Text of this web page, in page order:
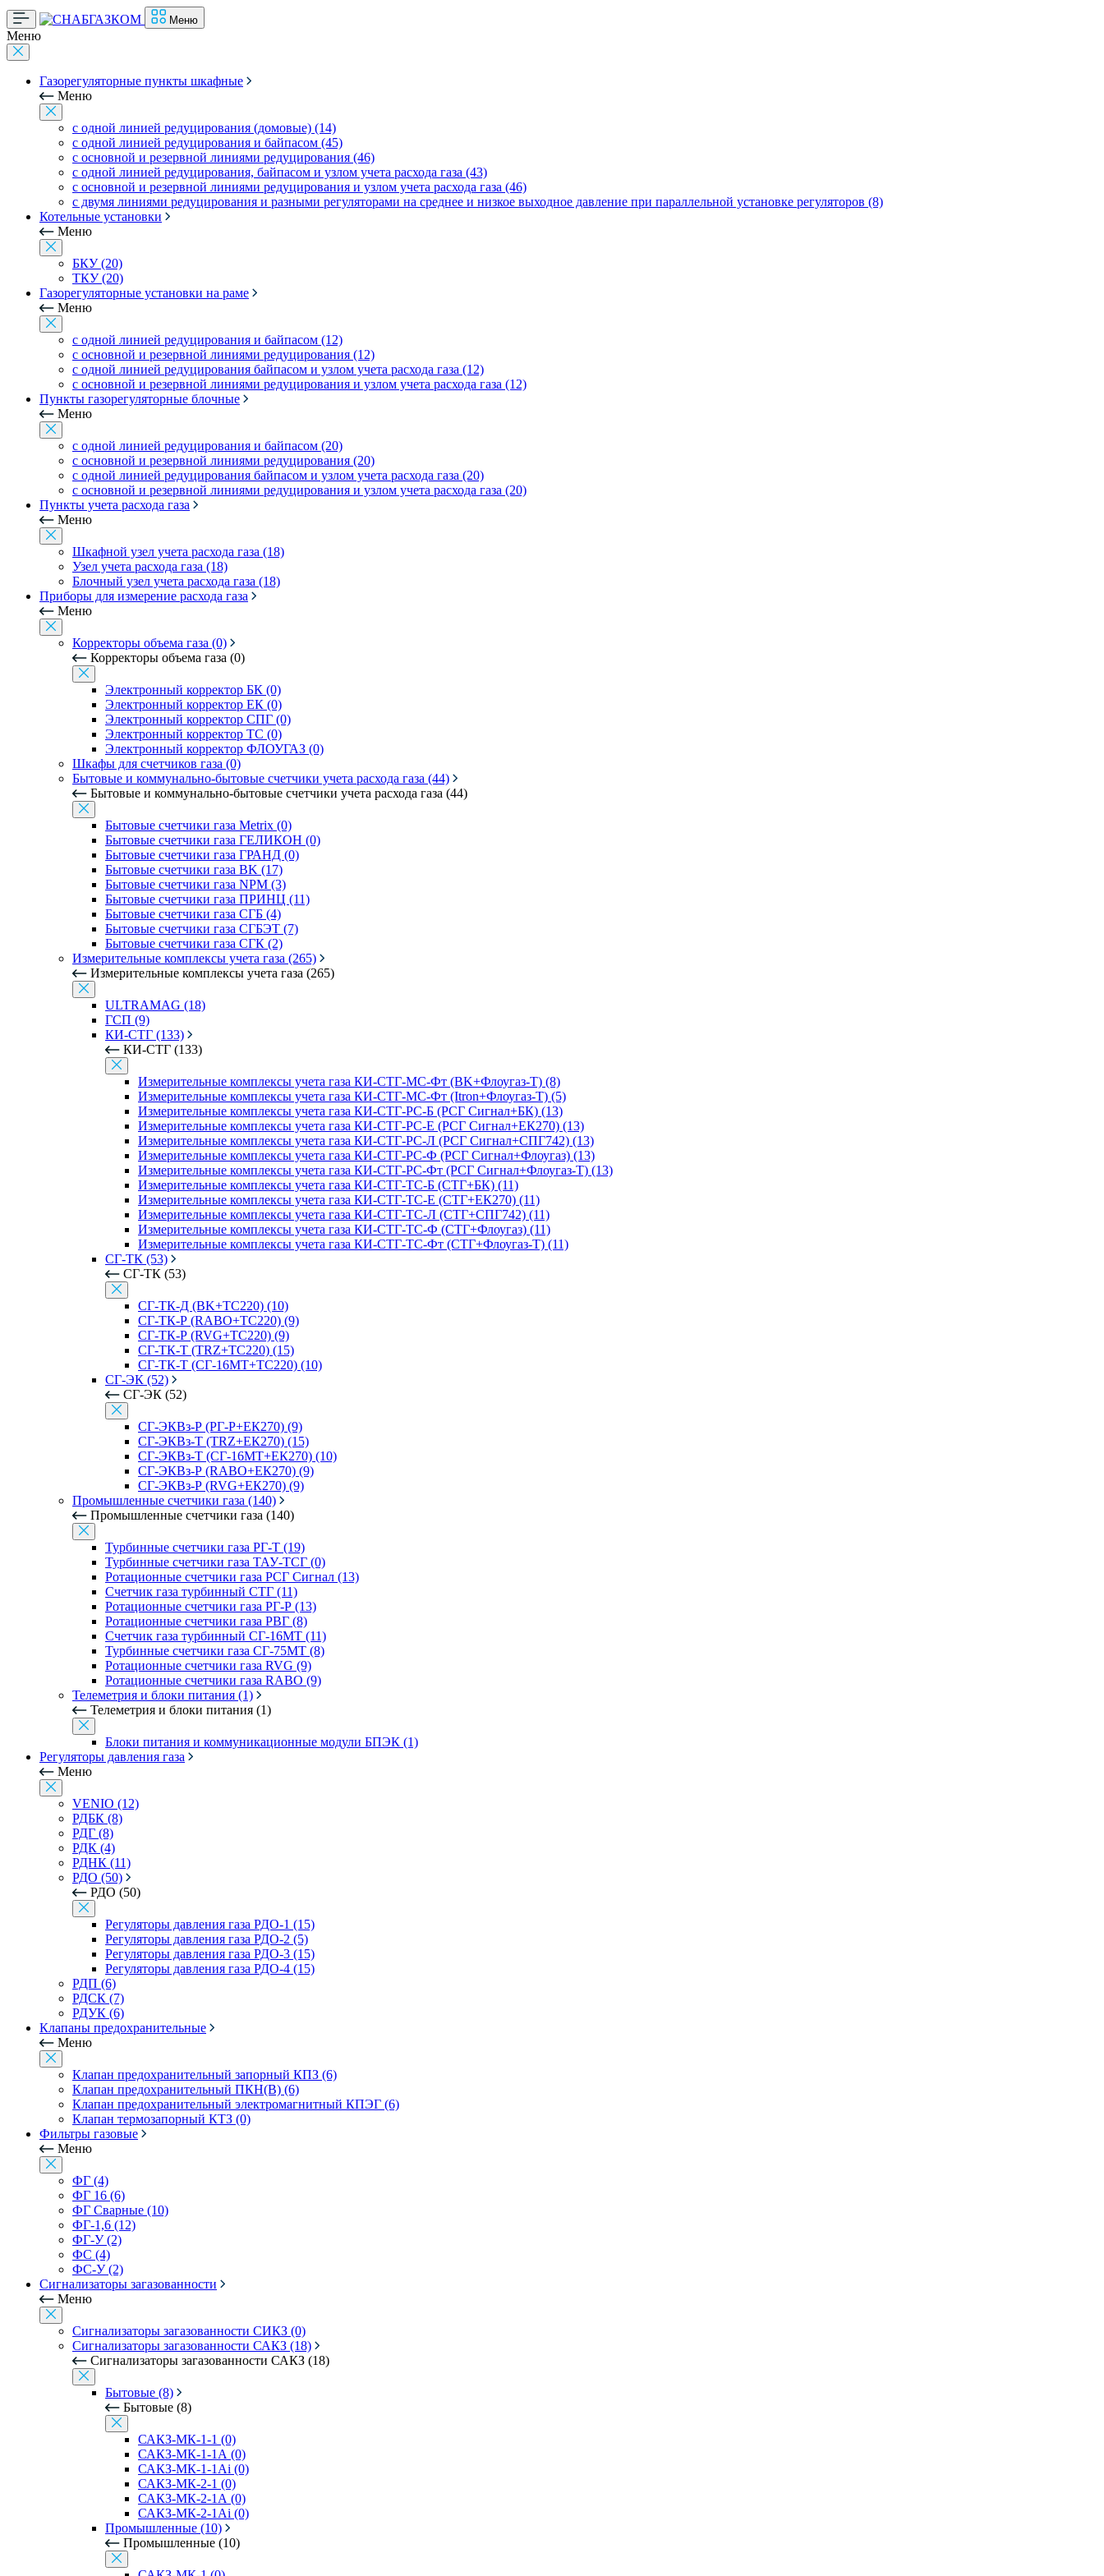
Меню
Меню
Газорегуляторные пункты шкафные
Меню
с одной линией редуцирования (домовые) (14)
с одной линией редуцирования и байпасом (45)
с основной и резервной линиями редуцирования (46)
с одной линией редуцирования, байпасом и узлом учета расхода газа (43)
с основной и резервной линиями редуцирования и узлом учета расхода газа (46)
с двумя линиями редуцирования и разными регуляторами на среднее и низкое выходное давление при параллельной установке регуляторов (8)
Котельные установки
Меню
БКУ (20)
ТКУ (20)
Газорегуляторные установки на раме
Меню
с одной линией редуцирования и байпасом (12)
с основной и резервной линиями редуцирования (12)
с одной линией редуцирования байпасом и узлом учета расхода газа (12)
с основной и резервной линиями редуцирования и узлом учета расхода газа (12)
Пункты газорегуляторные блочные
Меню
с одной линией редуцирования и байпасом (20)
с основной и резервной линиями редуцирования (20)
с одной линией редуцирования байпасом и узлом учета расхода газа (20)
с основной и резервной линиями редуцирования и узлом учета расхода газа (20)
Пункты учета расхода газа
Меню
Шкафной узел учета расхода газа (18)
Узел учета расхода газа (18)
Блочный узел учета расхода газа (18)
Приборы для измерение расхода газа
Меню
Корректоры объема газа (0)
Корректоры объема газа (0)
Электронный корректор БК (0)
Электронный корректор ЕК (0)
Электронный корректор СПГ (0)
Электронный корректор ТС (0)
Электронный корректор ФЛОУГАЗ (0)
Шкафы для счетчиков газа (0)
Бытовые и коммунально-бытовые счетчики учета расхода газа (44)
Бытовые и коммунально-бытовые счетчики учета расхода газа (44)
Бытовые счетчики газа Metrix (0)
Бытовые счетчики газа ГЕЛИКОН (0)
Бытовые счетчики газа ГРАНД (0)
Бытовые счетчики газа BK (17)
Бытовые счетчики газа NPM (3)
Бытовые счетчики газа ПРИНЦ (11)
Бытовые счетчики газа СГБ (4)
Бытовые счетчики газа СГБЭТ (7)
Бытовые счетчики газа СГК (2)
Измерительные комплексы учета газа (265)
Измерительные комплексы учета газа (265)
ULTRAMAG (18)
ГСП (9)
КИ-СТГ (133)
КИ-СТГ (133)
Измерительные комплексы учета газа КИ-СТГ-МС-Фт (BK+Флоугаз-Т) (8)
Измерительные комплексы учета газа КИ-СТГ-МС-Фт (Itron+Флоугаз-Т) (5)
Измерительные комплексы учета газа КИ-СТГ-РС-Б (РСГ Сигнал+БК) (13)
Измерительные комплексы учета газа КИ-СТГ-РС-Е (РСГ Сигнал+ЕК270) (13)
Измерительные комплексы учета газа КИ-СТГ-РС-Л (РСГ Сигнал+СПГ742) (13)
Измерительные комплексы учета газа КИ-СТГ-РС-Ф (РСГ Сигнал+Флоугаз) (13)
Измерительные комплексы учета газа КИ-СТГ-РС-Фт (РСГ Сигнал+Флоугаз-Т) (13)
Измерительные комплексы учета газа КИ-СТГ-ТС-Б (СТГ+БК) (11)
Измерительные комплексы учета газа КИ-СТГ-ТС-Е (СТГ+ЕК270) (11)
Измерительные комплексы учета газа КИ-СТГ-ТС-Л (СТГ+СПГ742) (11)
Измерительные комплексы учета газа КИ-СТГ-ТС-Ф (СТГ+Флоугаз) (11)
Измерительные комплексы учета газа КИ-СТГ-ТС-Фт (СТГ+Флоугаз-Т) (11)
СГ-ТК (53)
СГ-ТК (53)
СГ-ТК-Д (BK+ТС220) (10)
СГ-ТК-Р (RABO+ТС220) (9)
СГ-ТК-Р (RVG+ТС220) (9)
СГ-ТК-Т (TRZ+ТС220) (15)
СГ-ТК-Т (СГ-16МТ+ТС220) (10)
СГ-ЭК (52)
СГ-ЭК (52)
СГ-ЭКВз-Р (РГ-Р+ЕК270) (9)
СГ-ЭКВз-Т (TRZ+ЕК270) (15)
СГ-ЭКВз-Т (СГ-16МТ+ЕК270) (10)
СГ-ЭКВз-Р (RABO+ЕК270) (9)
СГ-ЭКВз-Р (RVG+ЕК270) (9)
Промышленные счетчики газа (140)
Промышленные счетчики газа (140)
Турбинные счетчики газа РГ-Т (19)
Турбинные счетчики газа ТАУ-ТСГ (0)
Ротационные счетчики газа РСГ Сигнал (13)
Счетчик газа турбинный СТГ (11)
Ротационные счетчики газа РГ-Р (13)
Ротационные счетчики газа РВГ (8)
Счетчик газа турбинный СГ-16МТ (11)
Турбинные счетчики газа СГ-75МТ (8)
Ротационные счетчики газа RVG (9)
Ротационные счетчики газа RABO (9)
Телеметрия и блоки питания (1)
Телеметрия и блоки питания (1)
Блоки питания и коммуникационные модули БПЭК (1)
Регуляторы давления газа
Меню
VENIO (12)
РДБК (8)
РДГ (8)
РДК (4)
РДНК (11)
РДО (50)
РДО (50)
Регуляторы давления газа РДО-1 (15)
Регуляторы давления газа РДО-2 (5)
Регуляторы давления газа РДО-3 (15)
Регуляторы давления газа РДО-4 (15)
РДП (6)
РДСК (7)
РДУК (6)
Клапаны предохранительные
Меню
Клапан предохранительный запорный КПЗ (6)
Клапан предохранительный ПКН(В) (6)
Клапан предохранительный электромагнитный КПЭГ (6)
Клапан термозапорный КТЗ (0)
Фильтры газовые
Меню
ФГ (4)
ФГ 16 (6)
ФГ Сварные (10)
ФГ-1,6 (12)
ФГ-У (2)
ФС (4)
ФС-У (2)
Сигнализаторы загазованности
Меню
Сигнализаторы загазованности СИКЗ (0)
Сигнализаторы загазованности САКЗ (18)
Сигнализаторы загазованности САКЗ (18)
Бытовые (8)
Бытовые (8)
САКЗ-МК-1-1 (0)
САКЗ-МК-1-1А (0)
САКЗ-МК-1-1Аi (0)
САКЗ-МК-2-1 (0)
САКЗ-МК-2-1А (0)
САКЗ-МК-2-1Аi (0)
Промышленные (10)
Промышленные (10)